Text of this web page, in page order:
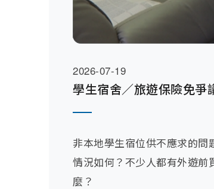
2026-07-19
學生宿舍／旅遊保險免爭
非本地學生宿位供不應求的問
情況如何？不少人都有外遊前
麼？